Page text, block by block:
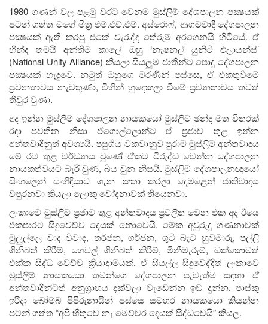
1980 ගණන් වල පළමු වරට වෙනම මුස්ලිම් දේශපාලන පක්‍ෂයක්
පටන් ගත්ත මගේ මිත්‍ර එම්.එච්.එම්. අස්රොෆ්, ආගම්වාදී දේශපාලන
පක්‍ෂයක් ඇති කරපු එකේ වැරැද්ද තේරුම් අරගෙනයි හිටියේ. ඒ
හින්ද තමයි අන්තිම කාලේ ඔහු ‘නැෂනල් යුනිටි එලායන්ස්’
(National Unity Alliance) කියලා සියලුම ජාතීන්ට පොදු දේශපාලන
පක්‍ෂයක් හැදුවෙ. නමුත් ඔහුගෙ මරණින් පස්සෙ, ඒ එකතුවීමේ
ප්‍රවනතාවය නැවතුණා, විහින් හුදෙකලා වීමේ ප්‍රවනතාවය තවත්
තීවුර වුණා.
අද ඉන්න මුස්ලිම් දේශපාලන නායකයෝ මුස්ලිම් ඡන්ද මත විතරක්
රඳා පවතින නිසා ඒගොල්ලොන්ට ඒ ප්‍රජාව තුළ ඉන්න
අන්තවාදීනුත් අවශ්‍යයි. පසුගිය වකවානුව පුරාම මුස්ලිම් අන්තවාදය
මේ රට තුළ වර්ධනය වුණේ ඒකට විරුද්ධ වෙන්න දේශපාලන
නායකත්වයට බැරි වුණ, බිය වුන නිසයි. මුස්ලිම් දේශපාලනඥයෝ
සිංහලෙන් සංහිඳියාව ගැන කතා කරලා දෙමළෙන් ජාතිවාදය
වපුරනවා කියලා ලොකු චෝදනාවක් තියෙනවා.
ලංකාවෙ මුස්ලිම් ප්‍රජාව තුළ අන්තවාදය ප්‍රචලිත වෙන එක අද ඊයෙ
එකපාරට සිදුවෙච්ච දෙයක් නොවෙයි. මේක අවුරුදු ගණනාවක්
මුලුල්ලෙ වාද විවාද, තර්ජන, ගර්ජන, ගුටි බැට හුවමාරු, පල්ලි
ගිනිබත් කිරීම්, ගෙවල් ගිනිබත් කිරීම්, මිනීමැරුම්, ඔක්කොමත්
එක්ක සිද්ධ වෙච්ච ක්‍රියාදාමයක්. ඒ සියල්ල සිදුවෙද්දිත් ලංකාවෙ
මුස්ලිම් නායකයො තමන්ගෙ දේශපාලන පැවැත්ම සඳහා ඒ
අන්තවාදීන්ටත් අනුග්‍රාහය දක්වලා වැඩෙන්න ඉඩ දුන්න. පාස්කු
ඉරිදා බෝම්බ පිපිරුනායින් පස්සෙ සමහර නායකයො කියන්න
පටන් ගත්ත “අපි හිතුවෙ නෑ මෙච්චර දෙයක් සිද්ධවෙයි” කියල.